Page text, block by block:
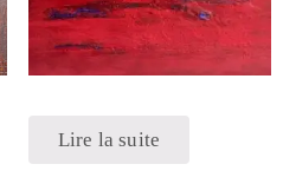
Lire la suite